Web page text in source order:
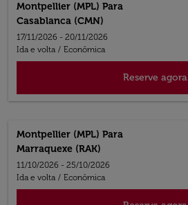
Montpellier (MPL) Para
Casablanca (CMN)
17/11/2026 - 20/11/2026
Ida e volta / Econômica
Reserve agora
Montpellier (MPL) Para
Marraquexe (RAK)
11/10/2026 - 25/10/2026
Ida e volta / Econômica